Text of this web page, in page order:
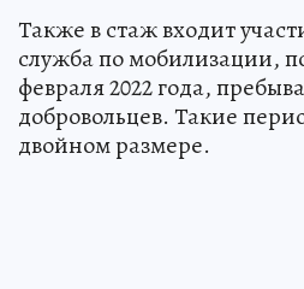
Также в стаж входит
служба по мобилизации,
февраля 2022 года,
добровольцев. Такие
двойном размере.